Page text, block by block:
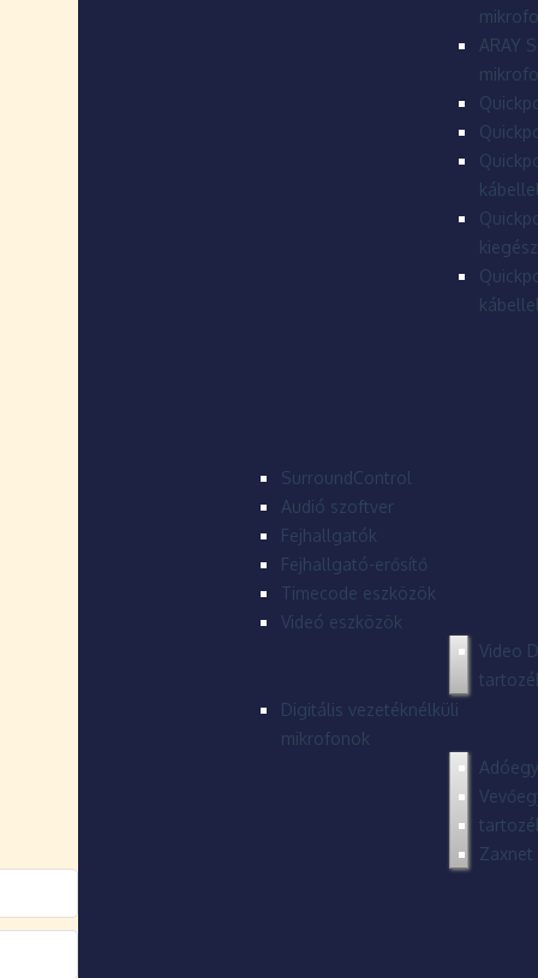
ARAY
kábellel
kábellel
SurroundControl
Audió szoftver
Fejhallgatók
Fejhallgató-erősítő
Timecode eszközök
Videó eszközök
Video
Digitális vezetéknélküli
mikrofonok
Zaxnet